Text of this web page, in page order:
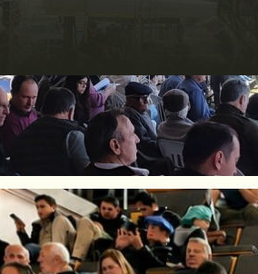
Lehmann, junto a
la feria de esa localidad,
con el productor
mercado.